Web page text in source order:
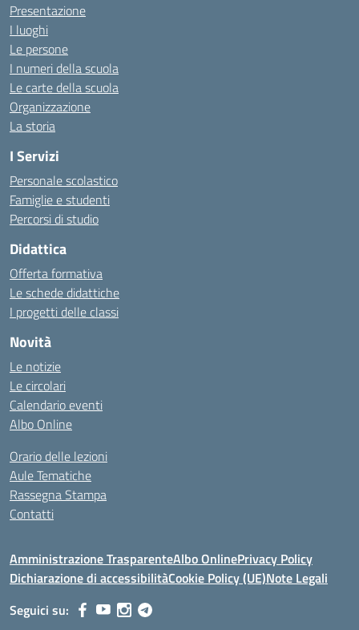
Presentazione
I luoghi
Le persone
I numeri della scuola
Le carte della scuola
Organizzazione
La storia
I Servizi
Personale scolastico
Famiglie e studenti
Percorsi di studio
Didattica
Offerta formativa
Le schede didattiche
I progetti delle classi
Novità
Le notizie
Le circolari
Calendario eventi
Albo Online
Orario delle lezioni
Aule Tematiche
Rassegna Stampa
Contatti
Amministrazione TrasparenteAlbo OnlinePrivacy Policy
Dichiarazione di accessibilitàCookie Policy (UE)Note Legali
Seguici su: